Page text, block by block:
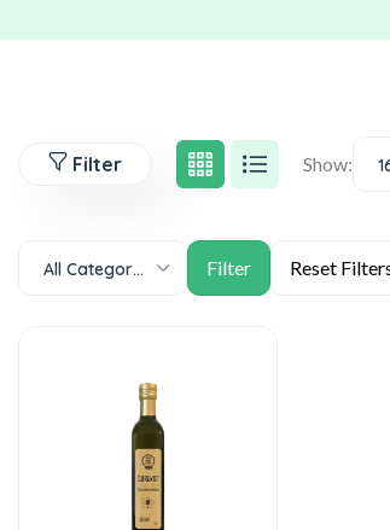
Filter Show:
All Categories